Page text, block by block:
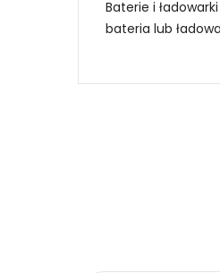
Baterie i
bateria lub